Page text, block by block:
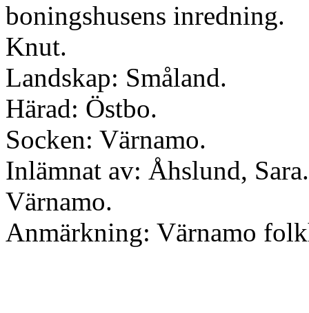
boningshusens inredning.
Knut.
Landskap: Småland.
Härad: Östbo.
Socken: Värnamo.
Inlämnat av: Åhslund, Sara.
Värnamo.
Anmärkning: Värnamo